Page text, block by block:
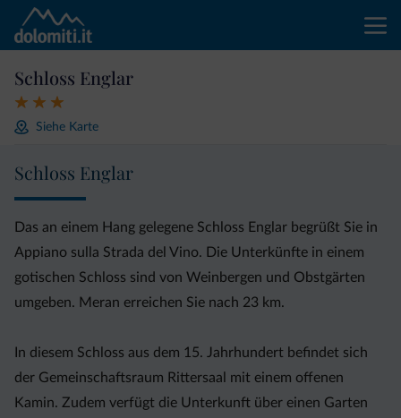
Schloss Englar
Siehe Karte
Schloss Englar
Das an einem Hang gelegene Schloss Englar begrüßt Sie in
Appiano sulla Strada del Vino. Die Unterkünfte in einem
gotischen Schloss sind von Weinbergen und Obstgärten
umgeben. Meran erreichen Sie nach 23 km.
In diesem Schloss aus dem 15. Jahrhundert befindet sich
der Gemeinschaftsraum Rittersaal mit einem offenen
Kamin. Zudem verfügt die Unterkunft über einen Garten